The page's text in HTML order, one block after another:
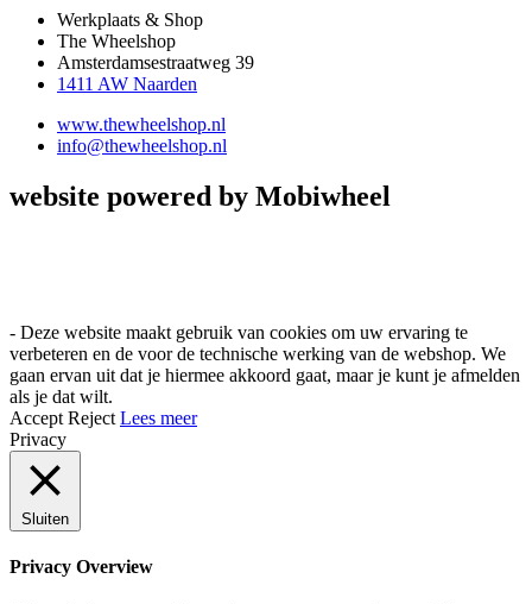
Werkplaats & Shop
The Wheelshop
Amsterdamsestraatweg 39
1411 AW Naarden
www.thewheelshop.nl
info@thewheelshop.nl
website powered by Mobiwheel
- Deze website maakt gebruik van cookies om uw ervaring te
verbeteren en de voor de technische werking van de webshop. We
gaan ervan uit dat je hiermee akkoord gaat, maar je kunt je afmelden
als je dat wilt.
Accept Reject Lees meer
Privacy
Sluiten
Privacy Overview